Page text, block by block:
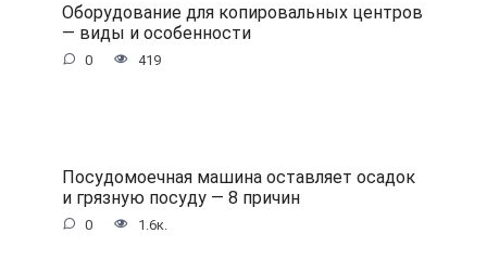
Оборудование для копировальных центров
— виды и особенности
0 419
Посудомоечная машина оставляет осадок
и грязную посуду — 8 причин
0 1.6к.